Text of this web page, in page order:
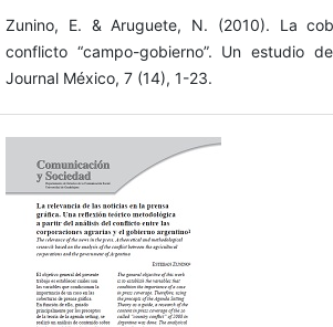
Zunino, E. & Aruguete, N. (2010). La
conflicto “campo-gobierno”. Un estudio
Journal México, 7 (14), 1-23.